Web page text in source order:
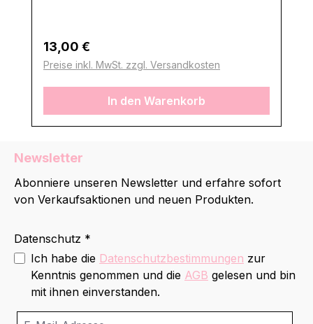
Regulärer Preis:
13,00 €
Preise inkl. MwSt. zzgl. Versandkosten
In den Warenkorb
Newsletter
Abonniere unseren Newsletter und erfahre sofort
von Verkaufsaktionen und neuen Produkten.
Datenschutz *
Ich habe die Datenschutzbestimmungen zur
Kenntnis genommen und die AGB gelesen und bin
mit ihnen einverstanden.